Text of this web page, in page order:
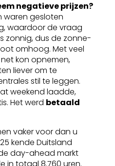
negatieve prijzen?
waren gesloten
waardoor de vraag
zonnig, dus de zonne-
omhoog. Met veel
kon opnemen,
liever om te
stil te leggen.
weekend laadde,
Het werd betaald
vaker voor dan u
kende Duitsland
day-ahead markt